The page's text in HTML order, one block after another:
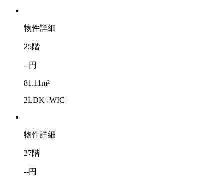
物件詳細
25階
--円
81.11m²
2LDK+WIC
物件詳細
27階
--円